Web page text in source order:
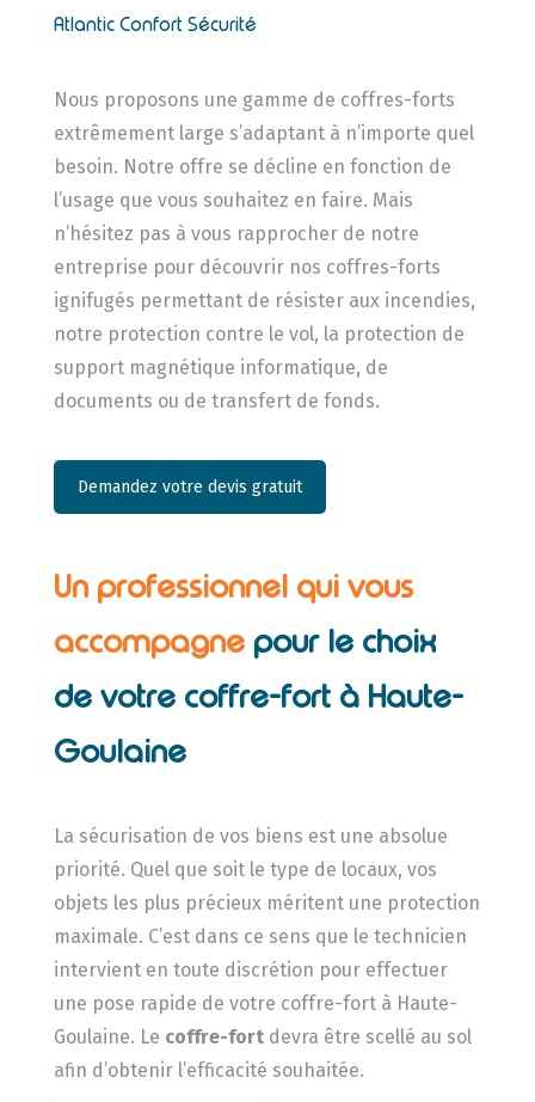
Atlantic Confort Sécurité
Nous proposons une gamme de coffres-forts
extrêmement large s’adaptant à n’importe quel
besoin. Notre offre se décline en fonction de
l’usage que vous souhaitez en faire. Mais
n’hésitez pas à vous rapprocher de notre
entreprise pour découvrir nos coffres-forts
ignifugés permettant de résister aux incendies,
notre protection contre le vol, la protection de
support magnétique informatique, de
documents ou de transfert de fonds.
Demandez votre devis gratuit
Un professionnel qui vous
accompagne pour le choix
de votre coffre-fort à Haute-
Goulaine
La sécurisation de vos biens est une absolue
priorité. Quel que soit le type de locaux, vos
objets les plus précieux méritent une protection
maximale. C’est dans ce sens que le technicien
intervient en toute discrétion pour effectuer
une pose rapide de votre coffre-fort à Haute-
Goulaine. Le coffre-fortdevra être scellé au sol
afin d’obtenir l’efficacité souhaitée.